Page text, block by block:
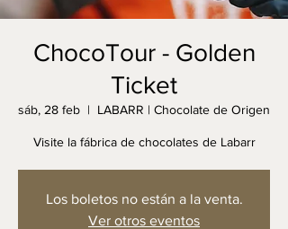
ChocoTour - Golden
Ticket
sáb, 28 feb
  |
LABARR | Chocolate de Origen
Visite la fábrica de chocolates de Labarr
Los boletos no están a la venta.
Ver otros eventos